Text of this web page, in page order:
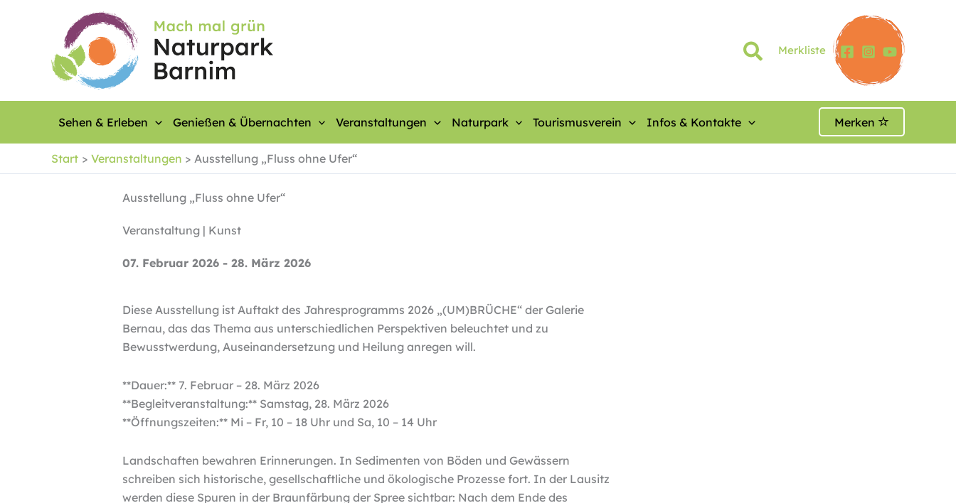
Merkliste
Sehen & Erleben Genießen & Übernachten Veranstaltungen Naturpark Tourismusverein Infos & Kontakte Merken
Start Veranstaltungen Ausstellung „Fluss ohne Ufer“
Ausstellung „Fluss ohne Ufer“
Veranstaltung | Kunst
07. Februar 2026 - 28. März 2026
Diese Ausstellung ist Auftakt des Jahresprogramms 2026 „(UM)BRÜCHE“ der Galerie
Bernau, das das Thema aus unterschiedlichen Perspektiven beleuchtet und zu
Bewusstwerdung, Auseinandersetzung und Heilung anregen will.
**Dauer:** 7. Februar – 28. März 2026
**Begleitveranstaltung:** Samstag, 28. März 2026
**Öffnungszeiten:** Mi – Fr, 10 – 18 Uhr und Sa, 10 – 14 Uhr
Landschaften bewahren Erinnerungen. In Sedimenten von Böden und Gewässern
schreiben sich historische, gesellschaftliche und ökologische Prozesse fort. In der Lausitz
werden diese Spuren in der Braunfärbung der Spree sichtbar: Nach dem Ende des